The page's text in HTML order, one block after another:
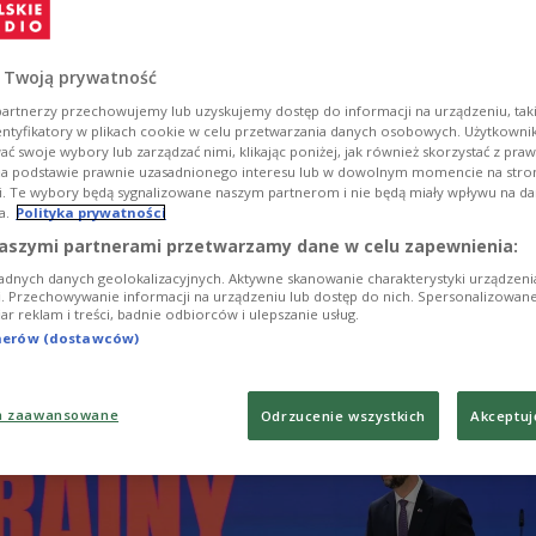
повну відповідальність за передачу
й готовий ухвалювати рішення, навіть якщо
Про це заявив віцепрем'єр-
оборони Владислав Косіняк-Камиш,
слова президента Кароля Навроцького, який
відповідає за рішення щодо військових
Twoją prywatność
przechowujemy lub uzyskujemy dostęp do informacji na urządzeniu,
w plikach cookie w celu przetwarzania danych osobowych.
swoje wybory lub zarządzać nimi, klikając poniżej, jak również skorzystać z
podstawie prawnie uzasadnionego interesu lub w dowolnym momencie na
Te wybory będą sygnalizowane naszym partnerom i nie będą miały wpływu na
Polityka prywatności
partnerami przetwarzamy dane w celu zapewnienia:
danych geolokalizacyjnych. Aktywne skanowanie charakterystyki
Przechowywanie informacji na urządzeniu lub dostęp do nich.
reklam i treści, badnie odbiorców i ulepszanie usług.
(dostawców)
zaawansowane Odrzucenie wszystkich